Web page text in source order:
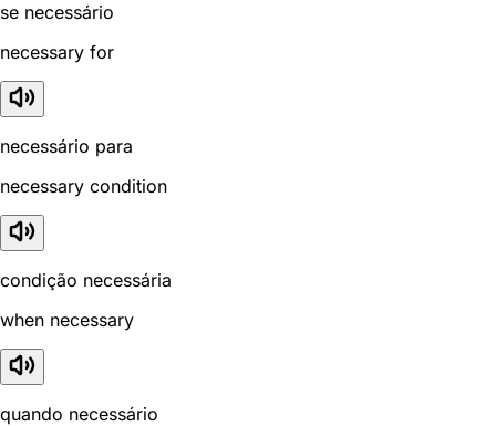
se necessário
necessary for
necessário para
necessary condition
condição necessária
when necessary
quando necessário